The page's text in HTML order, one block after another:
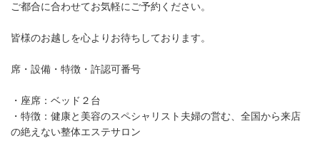
ご都合に合わせてお気軽にご予約ください。
皆様のお越しを心よりお待ちしております。
席・設備・特徴・許認可番号
・座席：ベッド２台
・特徴：健康と美容のスペシャリスト夫婦の営む、全国から来店
の絶えない整体エステサロン